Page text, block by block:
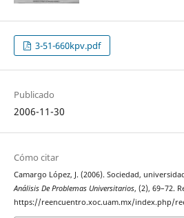
3-51-660kpv.pdf
Publicado
2006-11-30
Cómo citar
Camargo López, J. (2006). Sociedad,
Análisis De Problemas Universitarios, (2), 69–72.
https://reencuentro.xoc.uam.mx/index.php/